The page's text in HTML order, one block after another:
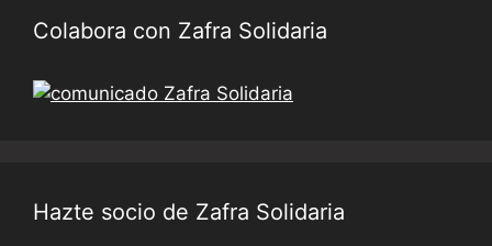
Colabora con Zafra Solidaria
Hazte socio de Zafra Solidaria